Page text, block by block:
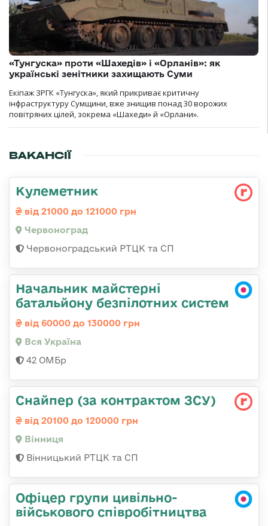
«Тунгуска» проти «Шахедів» і «Орланів»: як
українські зенітники захищають Суми
Екіпаж ЗРГК «Тунгуска», який прикриває критичну
інфраструктуру Сумщини, вже знищив понад 30 ворожих
повітряних цілей, зокрема «Шахеди» й «Орлани».
ВАКАНСІЇ
Кулеметник
від 21000 до 121000 грн
Червоноград
Червоноградський РТЦК та СП
Начальник майстерні
батальйону безпілотних систем
від 60000 до 130000 грн
Вся Україна
42 ОМБр
Снайпер (за контрактом ЗСУ)
від 20100 до 120000 грн
Вінниця
Вінницький РТЦК та СП
Офіцер групи цивільно-
військового співробітництва